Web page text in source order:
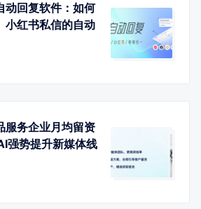
动回复软件：如何
小红书私信的自动
服务企业月均留资
强势提升新媒体线